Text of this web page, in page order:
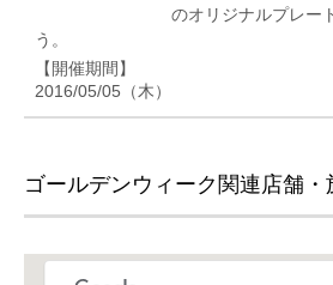
のオリジナルプレー
う。
【開催期間】
2016/05/05（木）
ゴールデンウィーク関連店舗・